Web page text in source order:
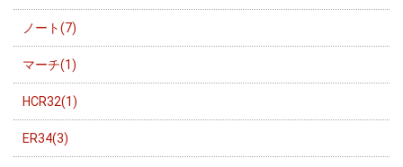
ノート(7)
マーチ(1)
HCR32(1)
ER34(3)